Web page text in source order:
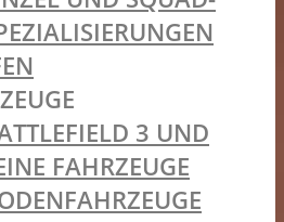
3 UND
FAHRZEUGE